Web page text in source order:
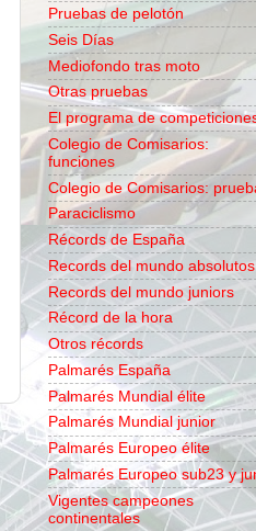
Pruebas de pelotón
Seis Días
Mediofondo tras moto
Otras pruebas
El programa de
Colegio de Comisarios:
funciones
Colegio de Comisarios:
Paraciclismo
Récords de España
Records del mundo absolutos
Records del mundo juniors
Récord de la hora
Otros récords
Palmarés España
Palmarés Mundial élite
Palmarés Mundial junior
Palmarés Europeo élite
Palmarés Europeo sub23 y
Vigentes campeones
continentales